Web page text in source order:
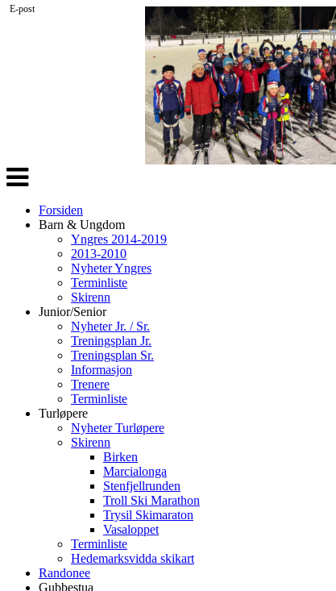
Veksle
navigasjon
Forsiden
Barn & Ungdom
Yngres 2014-2019
2013-2010
Nyheter Yngres
Terminliste
Skirenn
Junior/Senior
Nyheter Jr. / Sr.
Treningsplan Jr.
Treningsplan Sr.
Informasjon
Trenere
Terminliste
Turløpere
Nyheter Turløpere
Skirenn
Birken
Marcialonga
Stenfjellrunden
Troll Ski Marathon
Trysil Skimaraton
Vasaloppet
Terminliste
Hedemarksvidda skikart
Randonee
Gubbestua
E-post